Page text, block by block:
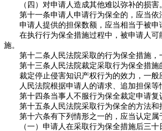
（四）对申请人造成其他难以弥补的损害
第十一条申请人申请行为保全的，应当依
申请人提供的担保数额，应当相当于被申
在执行行为保全措施过程中，被申请人可
施。
第十二条人民法院采取的行为保全措施，
第十三条人民法院裁定采取行为保全措施
裁定停止侵害知识产权行为的效力，一般
人民法院根据申请人的请求、追加担保等
第十四条当事人不服行为保全裁定申请复
第十五条人民法院采取行为保全的方法和
第十六条有下列情形之一的，应当认定属
（一）申请人在采取行为保全措施后三十